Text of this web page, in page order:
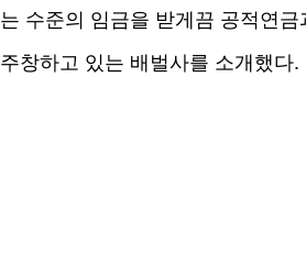
는 수준의 임금을 받게끔 공적연
주창하고 있는 배벌사를 소개했다.